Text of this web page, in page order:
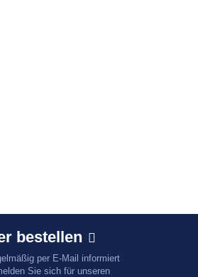
bestellen
per E-Mail informiert
Sie sich für unseren